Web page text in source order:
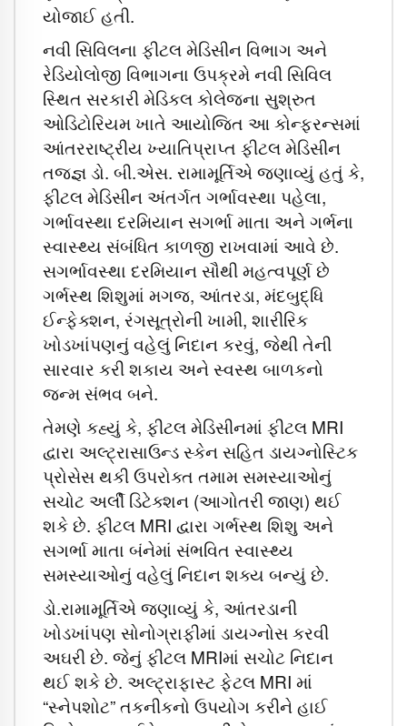
યોજાઈ હતી.
નવી સિવિલના ફીટલ મેડિસીન વિભાગ અને
રેડિયોલોજી વિભાગના ઉપક્રમે નવી સિવિલ
સ્થિત સરકારી મેડિકલ કોલેજના સુશ્રુત
ઓડિટોરિયમ ખાતે આયોજિત આ કોન્ફરન્સમાં
આંતરરાષ્ટ્રીય ખ્યાતિપ્રાપ્ત ફીટલ મેડિસીન
તજજ્ઞ ડો. બી.એસ. રામામૂર્તિએ જણાવ્યું હતું કે,
ફીટલ મેડિસીન અંતર્ગત ગર્ભાવસ્થા પહેલા,
ગર્ભાવસ્થા દરમિયાન સગર્ભા માતા અને ગર્ભના
સ્વાસ્થ્ય સંબંધિત કાળજી રાખવામાં આવે છે.
સગર્ભાવસ્થા દરમિયાન સૌથી મહત્વપૂર્ણ છે
ગર્ભસ્થ શિશુમાં મગજ, આંતરડા, મંદબુદ્ધિ
ઈન્ફેક્શન, રંગસૂત્રોની ખામી, શારીરિક
ખોડખાંપણનું વહેલું નિદાન કરવું, જેથી તેની
સારવાર કરી શકાય અને સ્વસ્થ બાળકનો
જન્મ સંભવ બને.
તેમણે કહ્યું કે, ફીટલ મેડિસીનમાં ફીટલ MRI
દ્વારા અલ્ટ્રાસાઉન્ડ સ્કેન સહિત ડાયગ્નોસ્ટિક
પ્રોસેસ થકી ઉપરોક્ત તમામ સમસ્યાઓનું
સચોટ અર્લી ડિટેક્શન (આગોતરી જાણ) થઈ
શકે છે. ફીટલ MRI દ્વારા ગર્ભસ્થ શિશુ અને
સગર્ભા માતા બંનેમાં સંભવિત સ્વાસ્થ્ય
સમસ્યાઓનું વહેલું નિદાન શક્ય બન્યું છે.
ડો.રામામૂર્તિએ જણાવ્યું કે, આંતરડાની
ખોડખાંપણ સોનોગ્રાફીમાં ડાયગ્નોસ કરવી
અઘરી છે. જેનું ફીટલ MRIમાં સચોટ નિદાન
થઈ શકે છે. અલ્ટ્રાફાસ્ટ ફેટલ MRI માં
“સ્નેપશોટ” તકનીકનો ઉપયોગ કરીને હાઈ